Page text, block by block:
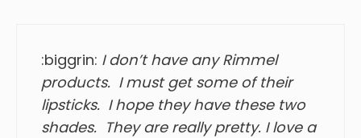
:biggrin: I don’t have any Rimmel
products. I must get some of their
lipsticks. I hope they have these two
shades. They are really pretty. I love a